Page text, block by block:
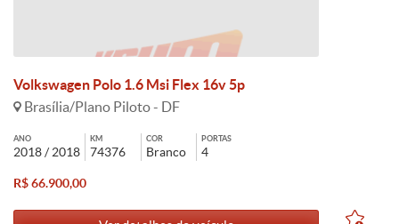
Volkswagen Polo 1.6 Msi Flex 16v 5p
Brasília/Plano Piloto - DF
ANO
2018 / 2018
KM
74376
COR
Branco
PORTAS
4
R$ 66.900,00